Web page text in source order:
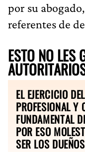
por su abogado,
referentes de
ESTO NO LES
EL EJERCICIO
PROFESIONAL Y
FUNDAMENTAL
POR ESO
SER LOS